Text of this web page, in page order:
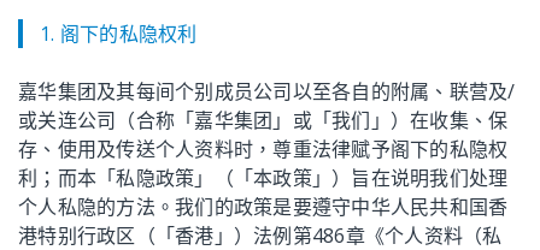
1. 阁下的私隐权利
嘉华集团及其每间个别成员公司以至各自的附属、联营及/
或关连公司（合称「嘉华集团」或「我们」）在收集、保
存、使用及传送个人资料时，尊重法律赋予阁下的私隐权
利；而本「私隐政策」（「本政策」）旨在说明我们处理
个人私隐的方法。我们的政策是要遵守中华人民共和国香
港特别行政区（「香港」）法例第486章《个人资料（私